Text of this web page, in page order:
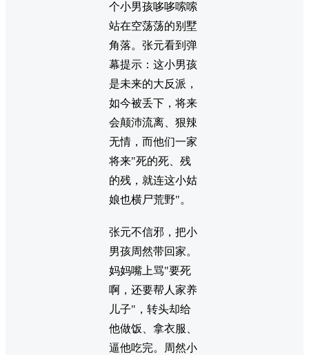
个小男孩哆哆嗦嗦
站在空荡荡的别墅
角落。张元看到弹
幕提示：这小男孩
是未来的大反派，
如今被丢下，将来
会颠沛流离、狠辣
无情，而他们一家
将来"死的死、残
的残，就连这小姑
娘也横尸荒野"。
张元不信邪，把小
男孩周然带回家。
妈妈嘴上骂"要死
啊，还要帮人家养
儿子"，转头却给
他做饭、拿衣服、
逼他吃完。周然小